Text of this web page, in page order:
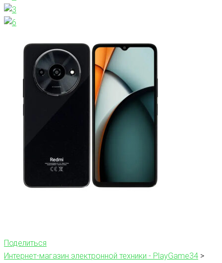
Поделиться
Интернет-магазин электронной техники - PlayGame34 >